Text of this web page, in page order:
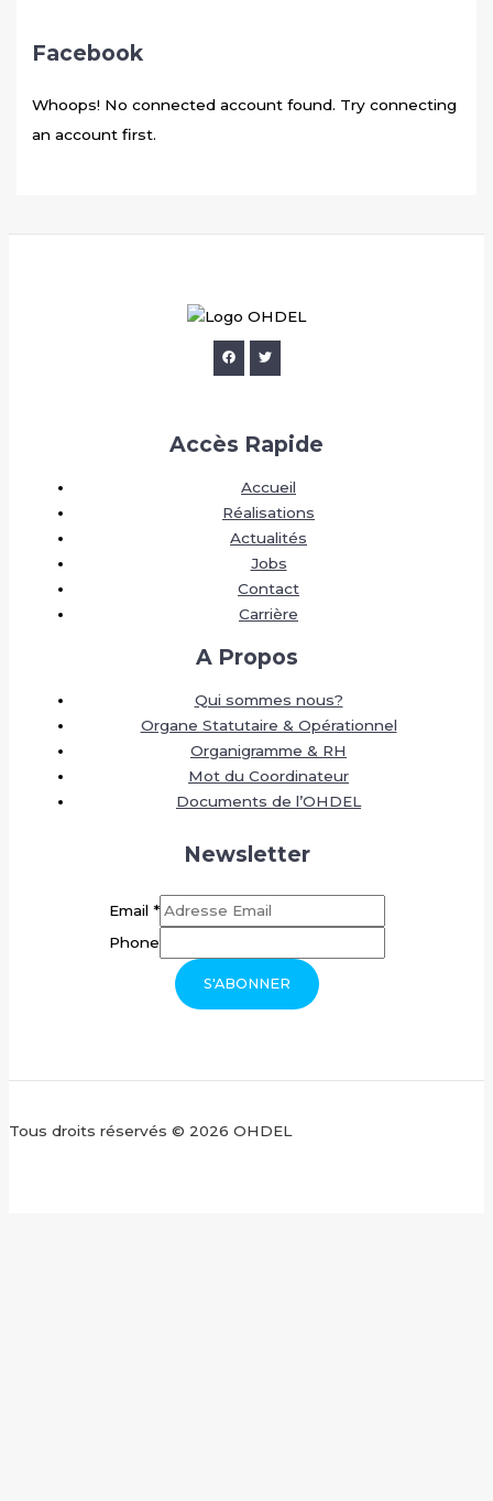
Facebook
Whoops! No connected account found. Try connecting
an account first.
Accès Rapide
Accueil
Réalisations
Actualités
Jobs
Contact
Carrière
A Propos
Qui sommes nous?
Organe Statutaire & Opérationnel
Organigramme & RH
Mot du Coordinateur
Documents de l’OHDEL
Newsletter
Email *
Phone
S'ABONNER
Tous droits réservés © 2026 OHDEL